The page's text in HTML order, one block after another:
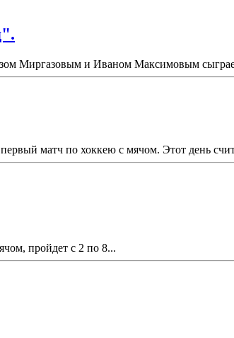
Миргазовым и Иваном Максимовым
матч по хоккею с мячом. Этот день
пройдет с 2 по 8...